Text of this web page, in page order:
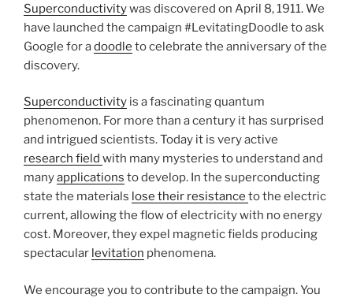
Superconductivitywas discovered on April 8, 1911. We
have launched the campaign #LevitatingDoodle to ask
Google for adoodle to celebrate the anniversary of the
discovery.
Superconductivity is a fascinating quantum
phenomenon. For more than a century it has surprised
and intrigued scientists. Today it is very active
research field with many mysteries to understand and
manyapplications to develop. In the superconducting
state the materials lose their resistance to the electric
current, allowing the flow of electricity with no energy
cost. Moreover, they expel magnetic fields producing
spectacular levitation phenomena.
We encourage you to contribute to the campaign. You